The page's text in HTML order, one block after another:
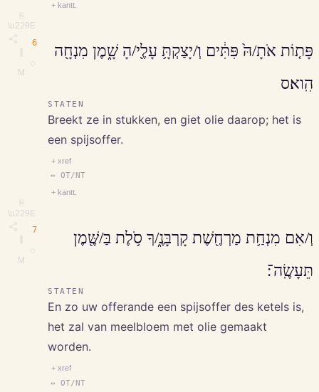
⎘
\u229E
M
+ kantt.
6
⎘
\u229E
M
פָּת֤וֹת אֹתָ/הּ֙ פִּתִּ֔ים וְ/יָצַקְתָּ֥ עָלֶ֖י/הָ שָׁ֑מֶן מִנְחָ֖ה
הִֽוא׃ס
STATEN
Breekt ze in stukken, en giet olie daarop; het is
een spijsoffer.
+ xref
↔ OT/NT
+ kantt.
7
וְ/אִם מִנְחַ֥ת מַרְחֶ֖שֶׁת קָרְבָּנֶ֑/ךָ סֹ֥לֶת בַּ/שֶּׁ֖מֶן
תֵּעָשֶֽׂה־׃
STATEN
En zo uw offerande een spijsoffer des ketels is,
het zal van meelbloem met olie gemaakt
worden.
+ xref
↔ OT/NT